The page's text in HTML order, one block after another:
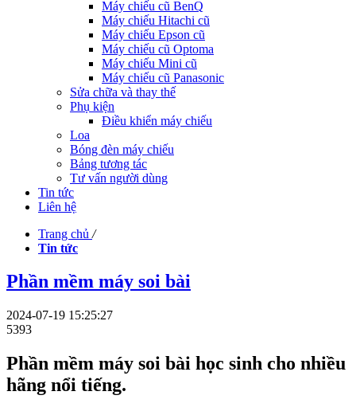
Máy chiếu cũ BenQ
Máy chiếu Hitachi cũ
Máy chiếu Epson cũ
Máy chiếu cũ Optoma
Máy chiếu Mini cũ
Máy chiếu cũ Panasonic
Sửa chữa và thay thế
Phụ kiện
Điều khiển máy chiếu
Loa
Bóng đèn máy chiếu
Bảng tương tác
Tư vấn người dùng
Tin tức
Liên hệ
Trang chủ /
Tin tức
Phần mềm máy soi bài
2024-07-19 15:25:27
5393
Phần mềm máy soi bài học sinh cho nhiều
hãng nổi tiếng.